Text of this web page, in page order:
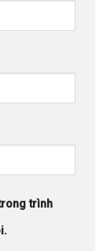
trình